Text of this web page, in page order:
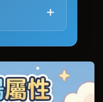
巳(蛇)、午
時辰嘅天干由
平衡、組合關